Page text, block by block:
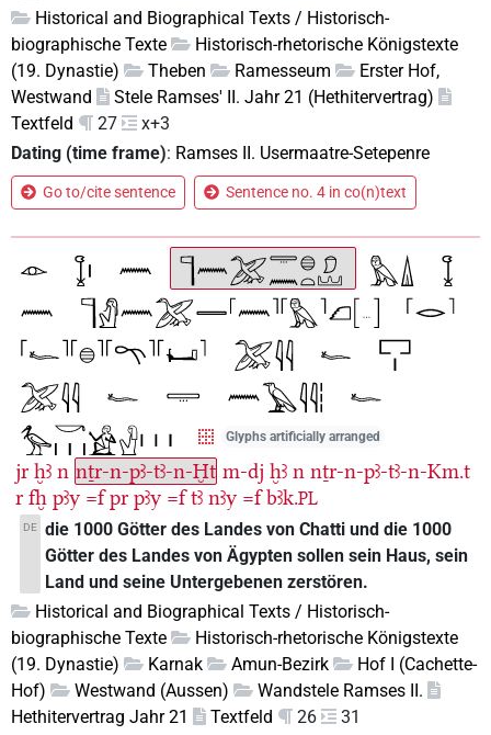
Historical and Biographical Texts / Historisch-
biographische Texte
Historisch-rhetorische Königstexte
(19. Dynastie)
Theben Ramesseum
Erster Hof,
Westwand
Stele Ramses' II. Jahr 21 (Hethitervertrag)
Textfeld
27
x+3
Dating (time frame): Ramses II. Usermaatre-Setepenre
Go to/cite sentence Sentence no. 4 in co(n)text
Glyphs artificially arranged
jr ḫꜣ n nṯr-n-pꜣ-tꜣ-n-Ḫt m-dj ḫꜣ n nṯr-n-pꜣ-tꜣ-n-Km.t
r fḫ pꜣy =f pr pꜣy =f tꜣ nꜣy =f bꜣk.PL
DE die 1000 Götter des Landes von Chatti und die 1000
Götter des Landes von Ägypten sollen sein Haus, sein
Land und seine Untergebenen zerstören.
Historical and Biographical Texts / Historisch-
biographische Texte
Historisch-rhetorische Königstexte
(19. Dynastie)
Karnak Amun-Bezirk
Hof I (Cachette-
Hof)
Westwand (Aussen)
Wandstele Ramses II.
Hethitervertrag Jahr 21
Textfeld 26
31